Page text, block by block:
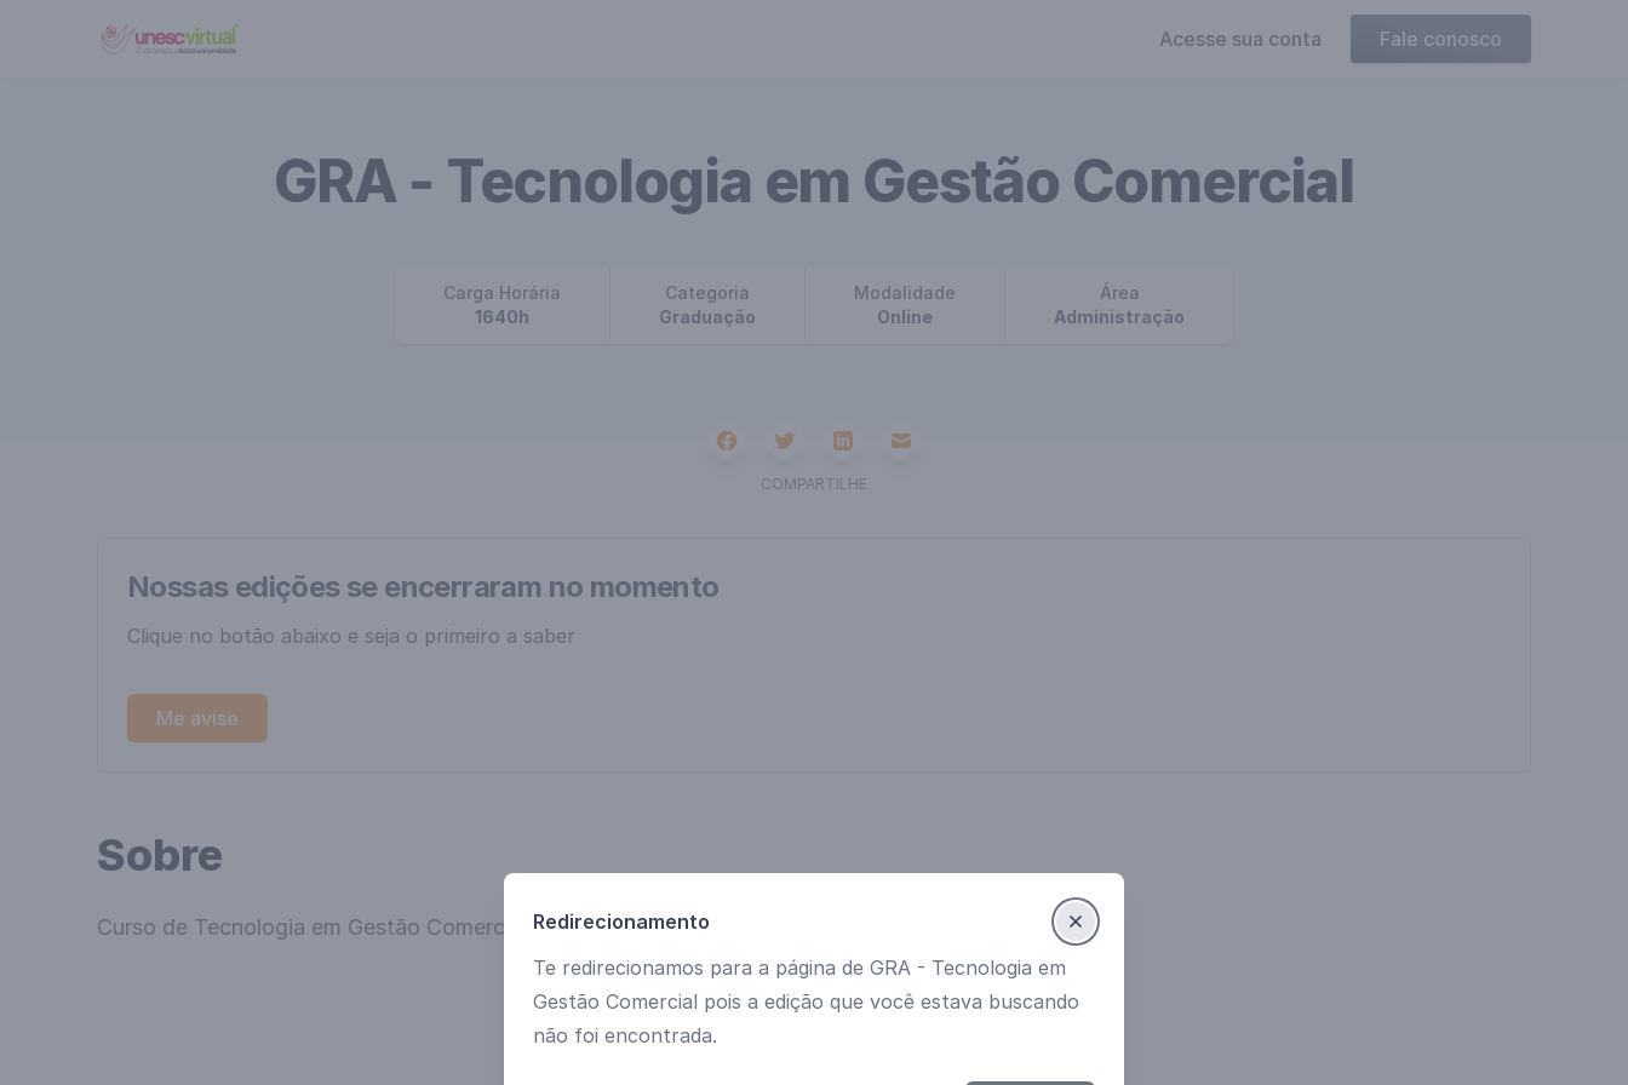
UNESC VIRTUAL Acesse sua conta Fale conosco
GRA - Tecnologia em Gestão Comercial
Carga Horária
1640h
Categoria
Graduação
Modalidade
Online
Área
Administração
FacebookTwitterLinkedinEmail
COMPARTILHE
Nossas edições se encerraram no momento
Clique no botão abaixo e seja o primeiro a saber
Me avise
Sobre
Curso de Tecnologia em Gestão Comercial
Redirecionamento
Te redirecionamos para a página de GRA - Tecnologia em
Gestão Comercial pois a edição que você estava buscando
não foi encontrada.